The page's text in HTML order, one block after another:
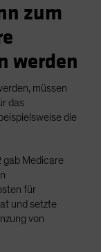
zum
werden
müssen
das
die
gab Medicare
für
und setzte
von